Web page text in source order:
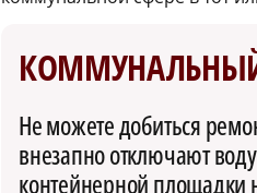
Не можете добиться
внезапно отключают
контейнерной площадки